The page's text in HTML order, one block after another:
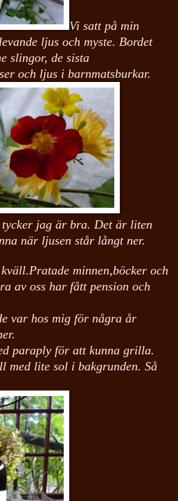
Vi satt på min
ljus och myste. Bordet
slingor, de sista
och ljus i barnmatsburkar.
jag är bra. Det är liten
när ljusen står långt ner.
minnen,böcker och
av oss har fått pension och
var hos mig för några år
paraply för att kunna grilla.
med lite sol i bakgrunden. Så